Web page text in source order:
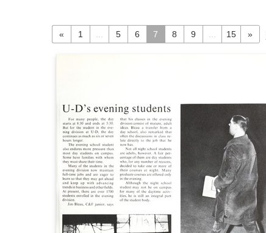
« 1 5 6 7 8 9 15 »